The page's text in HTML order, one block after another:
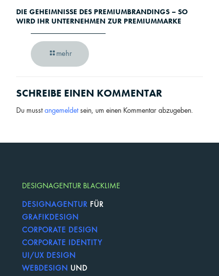
DIE GEHEIMNISSE DES PREMIUMBRANDINGS – SO
WIRD IHR UNTERNEHMEN ZUR PREMIUMMARKE
mehr
SCHREIBE EINEN KOMMENTAR
Du musstangemeldetsein, um einen Kommentar abzugeben.
DESIGNAGENTUR BLACKLIME
DESIGNAGENTUR FÜR
GRAFIKDESIGN
CORPORATE DESIGN
CORPORATE IDENTITY
UI/UX DESIGN
WEBDESIGN UND